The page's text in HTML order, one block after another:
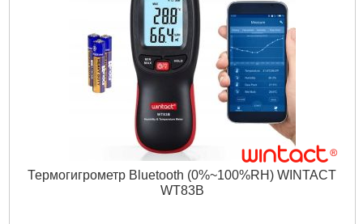
Термогигрометр Bluetooth (0%~100%RH) WINTACT
WT83B